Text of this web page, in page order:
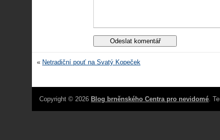
« Netradiční pouť na Svatý Kopeček
Copyright © 2026 Blog brněnského Centra pro nevidomé.